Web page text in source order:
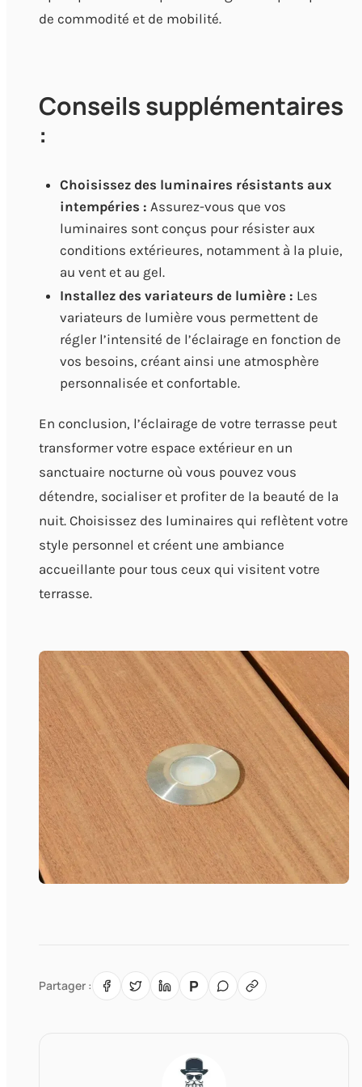
de commodité et de mobilité.
Conseils supplémentaires
:
Choisissez des luminaires résistants aux
intempéries : Assurez-vous que vos
luminaires sont conçus pour résister aux
conditions extérieures, notamment à la pluie,
au vent et au gel.
Installez des variateurs de lumière : Les
variateurs de lumière vous permettent de
régler l’intensité de l’éclairage en fonction de
vos besoins, créant ainsi une atmosphère
personnalisée et confortable.
En conclusion, l’éclairage de votre terrasse peut
transformer votre espace extérieur en un
sanctuaire nocturne où vous pouvez vous
détendre, socialiser et profiter de la beauté de la
nuit. Choisissez des luminaires qui reflètent votre
style personnel et créent une ambiance
accueillante pour tous ceux qui visitent votre
terrasse.
Partager : P